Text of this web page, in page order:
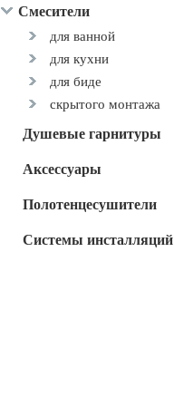
Смесители
для ванной
для кухни
для биде
скрытого монтажа
Душевые гарнитуры
Аксессуары
Полотенцесушители
Системы инсталляций